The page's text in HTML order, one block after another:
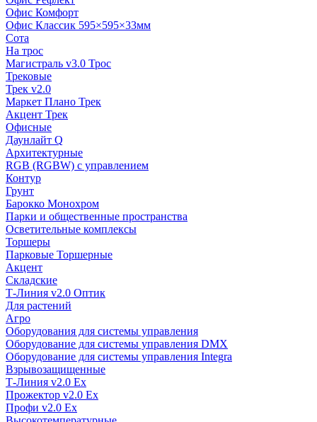
Офис Комфорт
Офис Классик 595×595×33мм
Сота
На трос
Магистраль v3.0 Трос
Трековые
Трек v2.0
Маркет Плано Трек
Акцент Трек
Офисные
Даунлайт Q
Архитектурные
RGB (RGBW) с управлением
Контур
Грунт
Барокко Монохром
Парки и общественные пространства
Осветительные комплексы
Торшеры
Парковые Торшерные
Акцент
Складские
Т-Линия v2.0 Оптик
Для растений
Агро
Оборудования для системы управления
Оборудование для системы управления DMX
Оборудование для системы управления Integra
Взрывозащищенные
Т-Линия v2.0 Ex
Прожектор v2.0 Ex
Профи v2.0 Ex